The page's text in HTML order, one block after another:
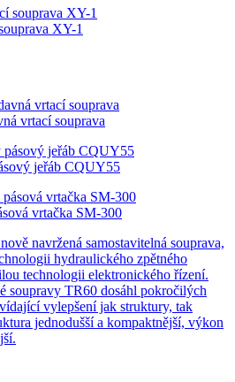
XY-1
vrtací souprava
jeřáb CQUY55
vrtačka SM-300